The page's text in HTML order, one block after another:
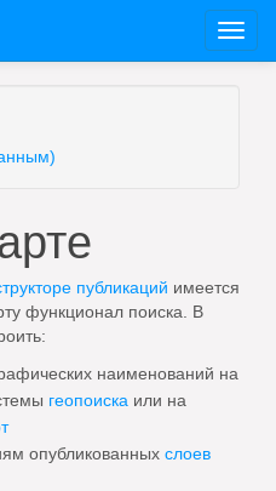
публикаций имеется
функционал поиска. В
наименований на
геопоиска или на
опубликованных слоев